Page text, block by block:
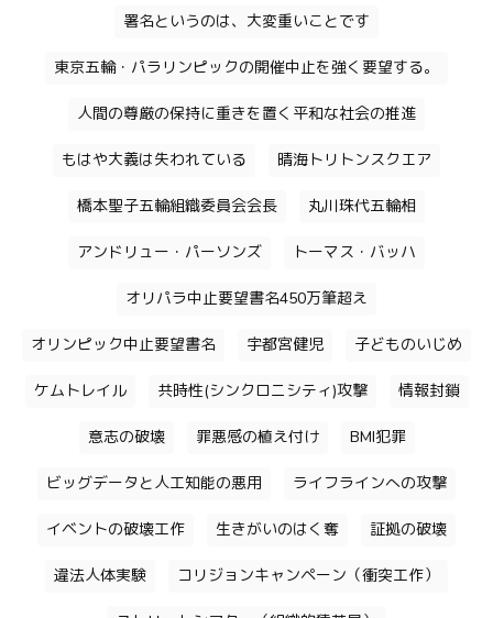
署名というのは、大変重いことです
東京五輪・パラリンピックの開催中止を強く要望する。
人間の尊厳の保持に重きを置く平和な社会の推進
もはや大義は失われている 晴海トリトンスクエア
橋本聖子五輪組織委員会会長 丸川珠代五輪相
アンドリュー・パーソンズ トーマス・バッハ
オリパラ中止要望書名450万筆超え
オリンピック中止要望書名 宇都宮健児 子どものいじめ
ケムトレイル 共時性(シンクロニシティ)攻撃 情報封鎖
意志の破壊 罪悪感の植え付け BMI犯罪
ビッグデータと人工知能の悪用 ライフラインへの攻撃
イベントの破壊工作 生きがいのはく奪 証拠の破壊
違法人体実験 コリジョンキャンペーン（衝突工作）